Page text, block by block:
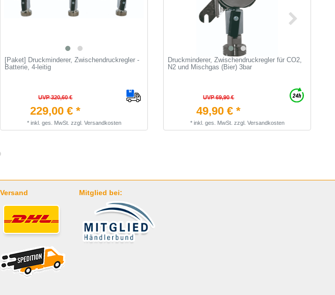
[Paket] Druckminderer, Zwischendruckregler -
Batterie, 4-leitig
UVP 320,60 €
229,00 € *
* inkl. ges. MwSt. zzgl. Versandkosten
Druckminderer, Zwischendruckregler für CO2,
N2 und Mischgas (Bier) 3bar
UVP 69,90 €
49,90 € *
* inkl. ges. MwSt. zzgl. Versandkosten
Versand Mitglied bei: